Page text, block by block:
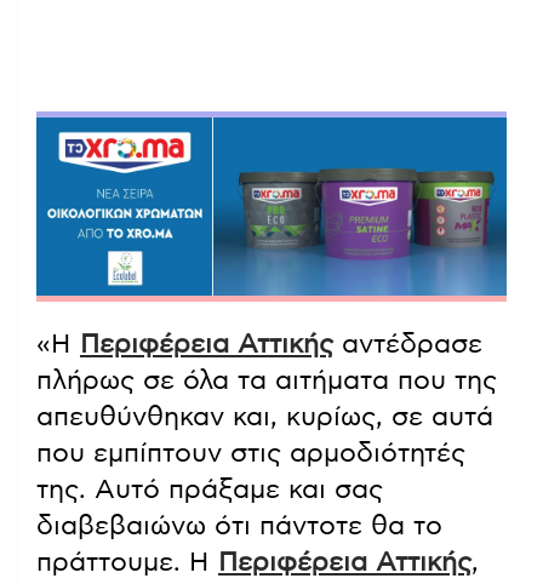
«Η Περιφέρεια Αττικήςαντέδρασε
πλήρως σε όλα τα αιτήματα που της
απευθύνθηκαν και, κυρίως, σε αυτά
που εμπίπτουν στις αρμοδιότητές
της. Αυτό πράξαμε και σας
διαβεβαιώνω ότι πάντοτε θα το
πράττουμε. Η
Περιφέρεια Αττικής,